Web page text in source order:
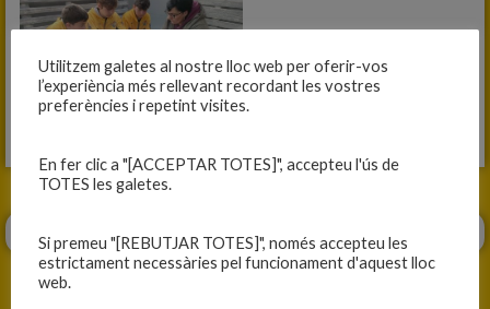
Utilitzem galetes al nostre lloc web per oferir-vos
l’experiència més rellevant recordant les vostres
preferències i repetint visites.
En fer clic a "[ACCEPTAR TOTES]", accepteu l'ús de
TOTES les galetes.
Si premeu "[REBUTJAR TOTES]", només accepteu les
estrictament necessàries pel funcionament d'aquest lloc
web.